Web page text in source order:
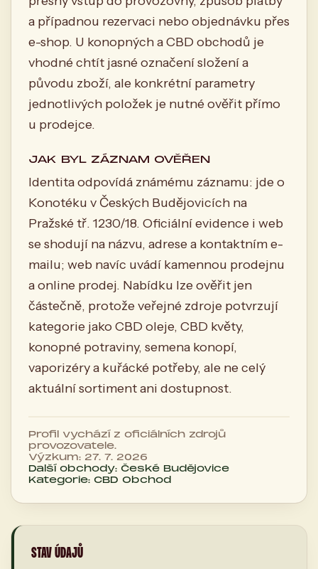
a případnou rezervaci nebo objednávku přes
e-shop. U konopných a CBD obchodů je
vhodné chtít jasné označení složení a
původu zboží, ale konkrétní parametry
jednotlivých položek je nutné ověřit přímo
u prodejce.
JAK BYL ZÁZNAM OVĚŘEN
Identita odpovídá známému záznamu: jde o
Konotéku v Českých Budějovicích na
Pražské tř. 1230/18. Oficiální evidence i web
se shodují na názvu, adrese a kontaktním e-
mailu; web navíc uvádí kamennou prodejnu
a online prodej. Nabídku lze ověřit jen
částečně, protože veřejné zdroje potvrzují
kategorie jako CBD oleje, CBD květy,
konopné potraviny, semena konopí,
vaporizéry a kuřácké potřeby, ale ne celý
aktuální sortiment ani dostupnost.
Profil vychází z oficiálních zdrojů
provozovatele.
Výzkum: 27. 7. 2026
Další obchody: České Budějovice
Kategorie: CBD Obchod
STAV ÚDAJŮ